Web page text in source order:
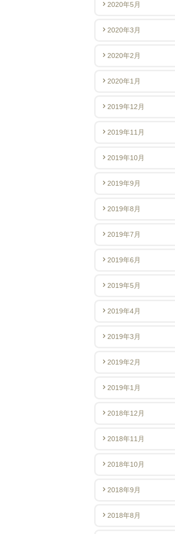
2020年5月
2020年3月
2020年2月
2020年1月
2019年12月
2019年11月
2019年10月
2019年9月
2019年8月
2019年7月
2019年6月
2019年5月
2019年4月
2019年3月
2019年2月
2019年1月
2018年12月
2018年11月
2018年10月
2018年9月
2018年8月